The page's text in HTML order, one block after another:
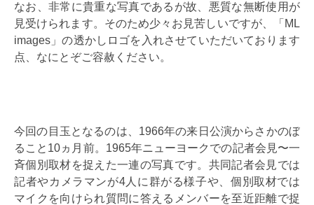
なお、非常に貴重な写真であるが故、悪質な無断使用が
見受けられます。そのため少々お見苦しいですが、「ML
images」の透かしロゴを入れさせていただいております
点、なにとぞご容赦ください。
今回の目玉となるのは、1966年の来日公演からさかのぼ
ること10ヵ月前。1965年ニューヨークでの記者会見〜一
斉個別取材を捉えた一連の写真です。共同記者会見では
記者やカメラマンが4人に群がる様子や、個別取材では
マイクを向けられ質問に答えるメンバーを至近距離で捉